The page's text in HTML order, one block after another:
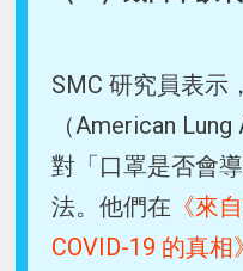
SMC 研究員表示
（American
對「口罩是否會
法。他們在 《來
COVID-19 的真相》